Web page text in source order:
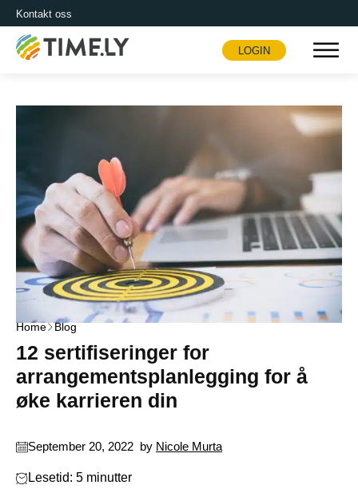
Kontakt oss
Timely
LOGIN
Home Blog
12 sertifiseringer for
arrangementsplanlegging for å
øke karrieren din
September 20, 2022 by Nicole Murta
Lesetid: 5 minutter